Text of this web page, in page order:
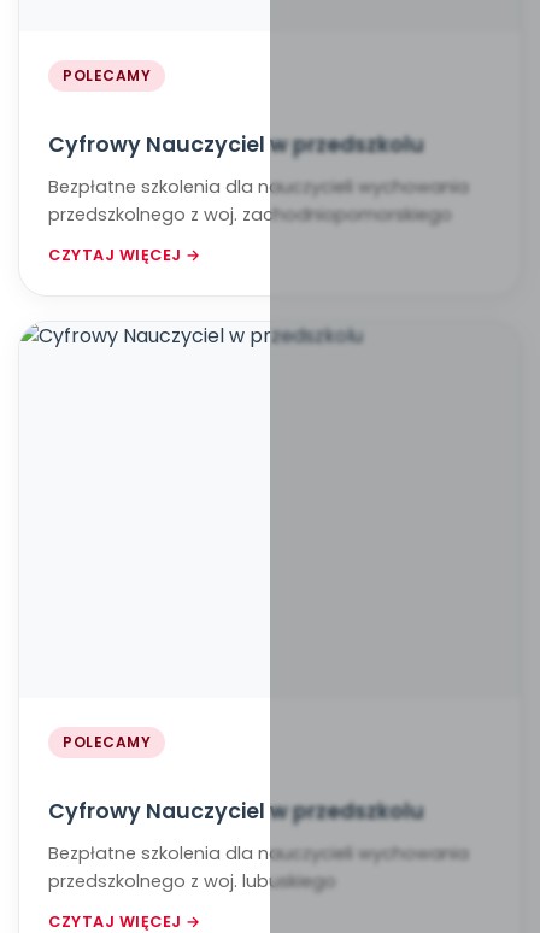
POLECAMY
Cyfrowy Nauczyciel w przedszkolu
Bezpłatne szkolenia dla nauczycieli wychowania
przedszkolnego z woj. zachodniopomorskiego
CZYTAJ WIĘCEJ →
POLECAMY
Cyfrowy Nauczyciel w przedszkolu
Bezpłatne szkolenia dla nauczycieli wychowania
przedszkolnego z woj. lubuskiego
CZYTAJ WIĘCEJ →